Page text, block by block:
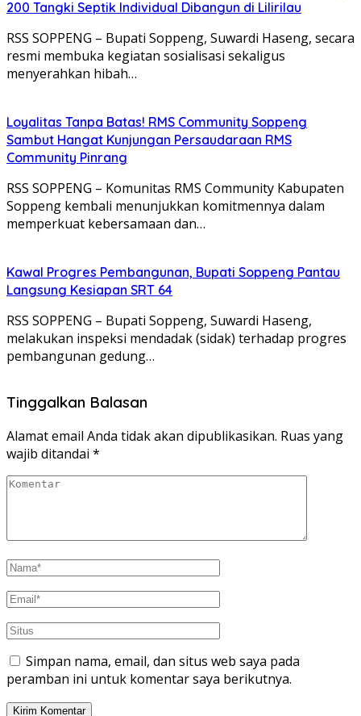
200 Tangki Septik Individual Dibangun di Lilirilau
RSS SOPPENG – Bupati Soppeng, Suwardi Haseng, secara
resmi membuka kegiatan sosialisasi sekaligus
menyerahkan hibah…
Loyalitas Tanpa Batas! RMS Community Soppeng
Sambut Hangat Kunjungan Persaudaraan RMS
Community Pinrang
RSS SOPPENG – Komunitas RMS Community Kabupaten
Soppeng kembali menunjukkan komitmennya dalam
memperkuat kebersamaan dan…
Kawal Progres Pembangunan, Bupati Soppeng Pantau
Langsung Kesiapan SRT 64
RSS SOPPENG – Bupati Soppeng, Suwardi Haseng,
melakukan inspeksi mendadak (sidak) terhadap progres
pembangunan gedung…
Tinggalkan Balasan
Alamat email Anda tidak akan dipublikasikan. Ruas yang
wajib ditandai *
Simpan nama, email, dan situs web saya pada
peramban ini untuk komentar saya berikutnya.